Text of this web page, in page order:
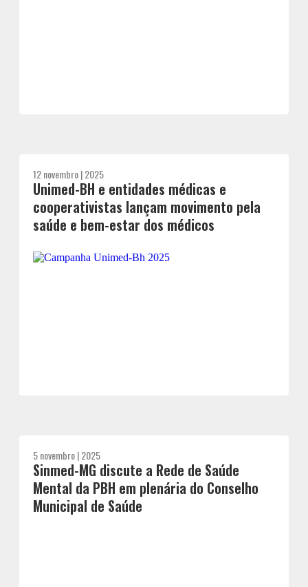
12 novembro | 2025
Unimed-BH e entidades médicas e
cooperativistas lançam movimento pela
saúde e bem-estar dos médicos
5 novembro | 2025
Sinmed-MG discute a Rede de Saúde
Mental da PBH em plenária do Conselho
Municipal de Saúde